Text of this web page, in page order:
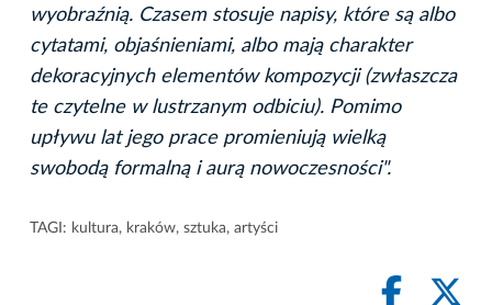
wyobraźnią. Czasem stosuje napisy, które są albo
cytatami, objaśnieniami, albo mają charakter
dekoracyjnych elementów kompozycji (zwłaszcza
te czytelne w lustrzanym odbiciu). Pomimo
upływu lat jego prace promieniują wielką
swobodą formalną i aurą nowoczesności".
TAGI: kultura, kraków, sztuka, artyści